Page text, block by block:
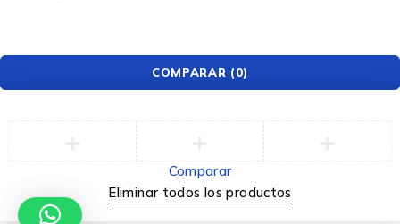
COMPARAR (0)
Comparar
Eliminar todos los productos